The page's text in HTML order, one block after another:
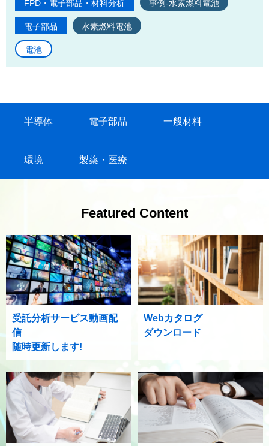
FPD・電子部品・材料分析 事例-水素燃料電池
電子部品 水素燃料電池
電池
半導体 電子部品 一般材料
環境 製薬・医療
Featured Content
受託分析サービス動画配
信
随時更新します!
Webカタログ
ダウンロード